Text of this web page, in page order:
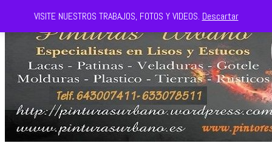
VISITE NUESTROS TRABAJOS, FOTOS Y VIDEOS. Descartar